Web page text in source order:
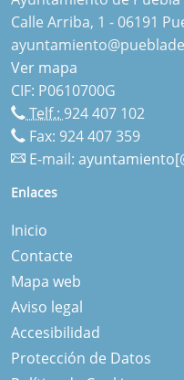
Calle Arriba, 1 - 06191
Ver mapa
CIF: P0610700G
Telf.:924 407 102
Fax: 924 407 359
E-mail:
Enlaces
Inicio
Contacte
Mapa web
Aviso legal
Accesibilidad
Protección de Datos